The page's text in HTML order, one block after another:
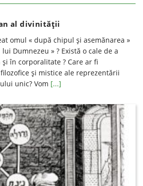
al divinităţii
omul « după chipul şi asemănarea »
Dumnezeu » ? Există o cale de a
în corporalitate ? Care ar fi
şi mistice ale reprezentării
unic? Vom [...]